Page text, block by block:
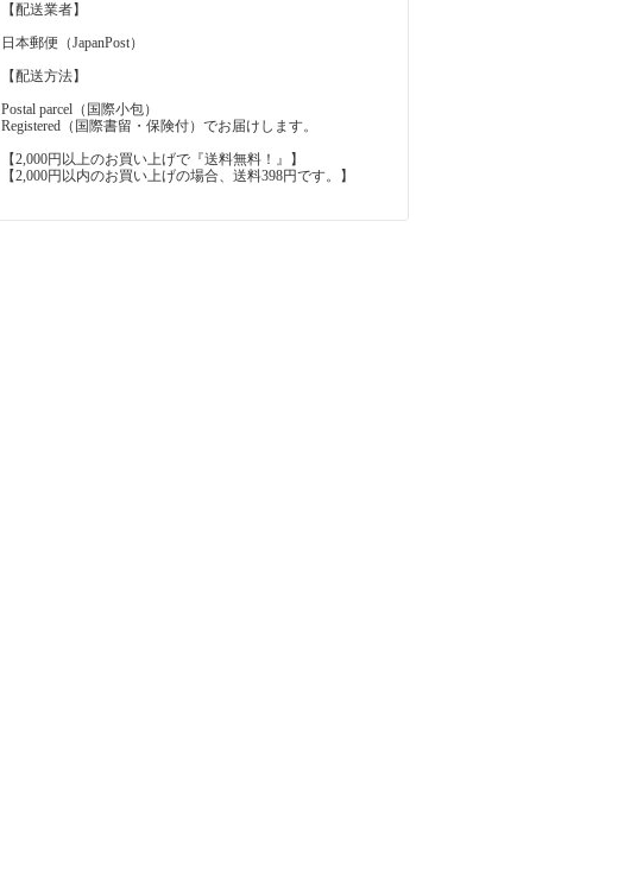
【配送業者】
日本郵便（JapanPost）
【配送方法】
Postal parcel（国際小包）
Registered（国際書留・保険付）でお届けします。
【2,000円以上のお買い上げで『送料無料！』】
【2,000円以内のお買い上げの場合、送料398円です。】